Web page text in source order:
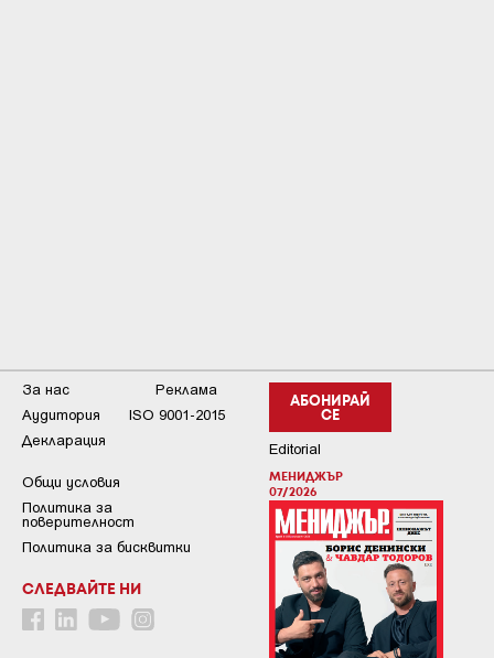
АБОНИРАЙ
СЕ
Editorial
МЕНИДЖЪР
07/2026
За нас
Реклама
Аудитория
ISO 9001-2015
Декларация
Общи условия
Пoлитикa зa
пoвepитeлнocт
Политика за бисквитки
СЛЕДВАЙТЕ НИ